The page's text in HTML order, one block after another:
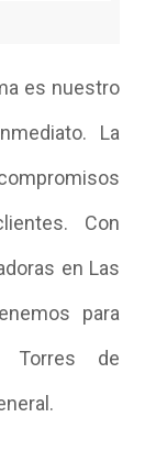
es nuestro
La
Con
en Las
para
Torres de